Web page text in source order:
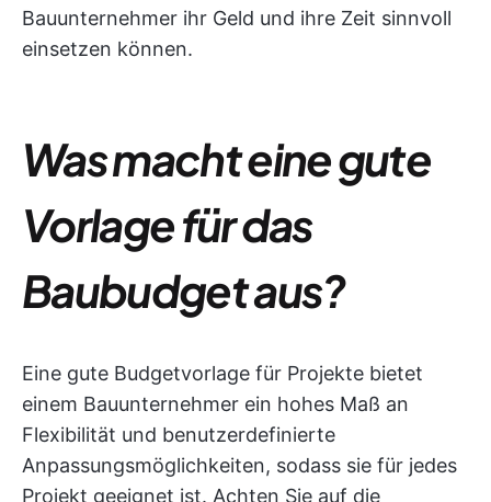
Bauunternehmer ihr Geld und ihre Zeit sinnvoll
einsetzen können.
Was macht eine gute
Vorlage für das
Baubudget aus?
Eine gute Budgetvorlage für Projekte bietet
einem Bauunternehmer ein hohes Maß an
Flexibilität und benutzerdefinierte
Anpassungsmöglichkeiten, sodass sie für jedes
Projekt geeignet ist. Achten Sie auf die